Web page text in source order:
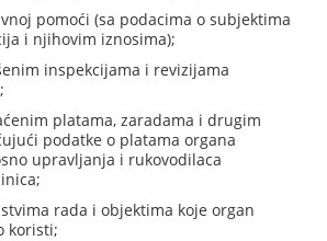
pomoći (sa podacima o subjektima
i njihovim iznosima);
inspekcijama i revizijama
platama, zaradama i drugim
podatke o platama organa
upravljanja i rukovodilaca
rada i objektima koje organ
koristi;